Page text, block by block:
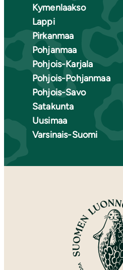
Kymenlaakso
Lappi
Pirkanmaa
Pohjanmaa
Pohjois-Karjala
Pohjois-Pohjanmaa
Pohjois-Savo
Satakunta
Uusimaa
Varsinais-Suomi